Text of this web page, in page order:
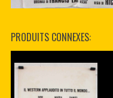
PRODUITS CONNEXES: